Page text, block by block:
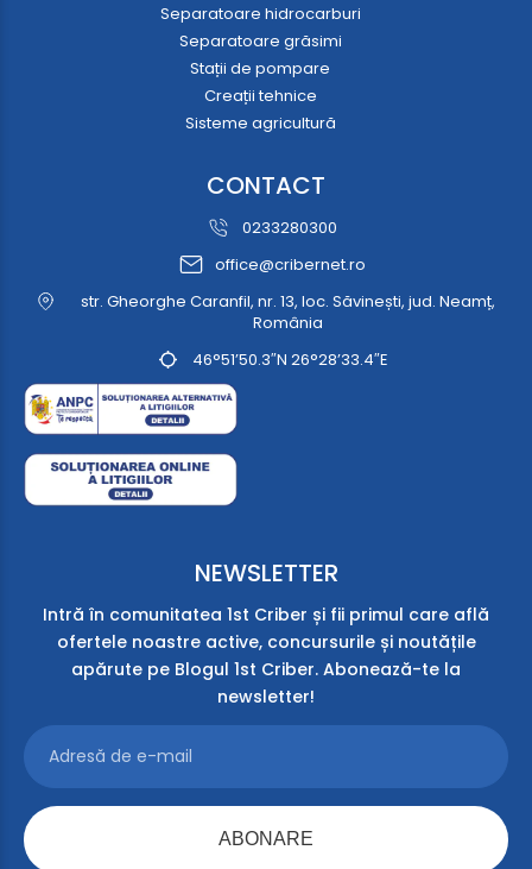
Separatoare hidrocarburi
Separatoare grăsimi
Stații de pompare
Creații tehnice
Sisteme agricultură
CONTACT
0233280300
office@cribernet.ro
str. Gheorghe Caranfil, nr. 13, loc. Săvinești, jud. Neamț,
România
46°51’50.3″N 26°28’33.4″E
NEWSLETTER
Intră în comunitatea 1st Criber și fii primul care află
ofertele noastre active, concursurile și noutățile
apărute pe Blogul 1st Criber. Abonează-te la
newsletter!
ABONARE